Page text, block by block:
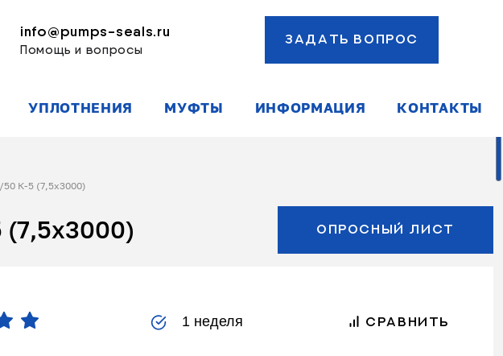
info@pumps-seals.ru
Помощь и вопросы
ЗАДАТЬ ВОПРОС
УПЛОТНЕНИЯ МУФТЫ ИНФОРМАЦИЯ КОНТАКТЫ
К-5 (7,5х3000)
ОПРОСНЫЙ ЛИСТ
1 неделя СРАВНИТЬ